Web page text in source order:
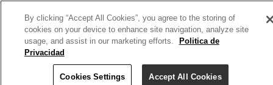
By clicking “Accept All Cookies”, you agree to the storing of
cookies on your device to enhance site navigation, analyze site
usage, and assist in our marketing efforts.
Politica de
Privacidad
Cookies Settings Accept All Cookies